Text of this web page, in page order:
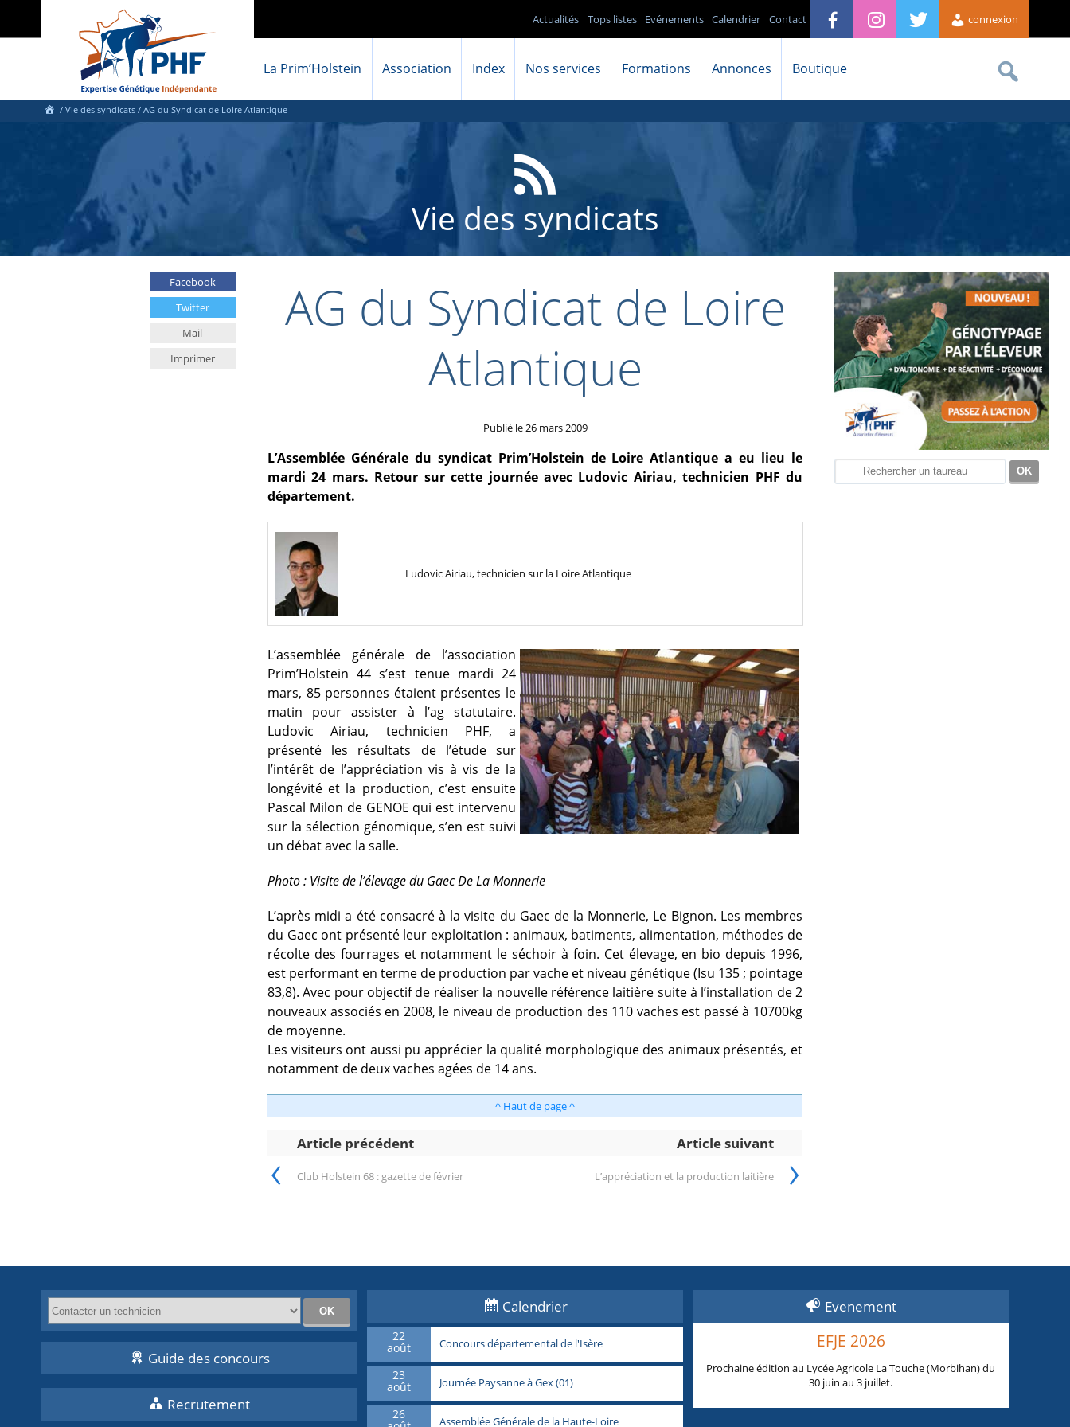
connexion
Contact
Calendrier
Evénements
Tops listes
Actualités
La Prim’Holstein Association Index Nos services Formations Annonces Boutique
/ Vie des syndicats / AG du Syndicat de Loire Atlantique
Vie des syndicats
Facebook
Twitter
Mail
Imprimer
AG du Syndicat de Loire
Atlantique
Publié le26 mars 2009
L’Assemblée Générale du syndicat Prim’Holstein de Loire Atlantique a eu lieu le
mardi 24 mars. Retour sur cette journée avec Ludovic Airiau, technicien PHF du
département.
Ludovic Airiau, technicien sur la Loire Atlantique
L’assemblée générale de l’association
Prim’Holstein 44 s’est tenue mardi 24
mars, 85 personnes étaient présentes le
matin pour assister à l’ag statutaire.
Ludovic Airiau, technicien PHF, a
présenté les résultats de l’étude sur
l’intérêt de l’appréciation vis à vis de la
longévité et la production, c’est ensuite
Pascal Milon de GENOE qui est intervenu
sur la sélection génomique, s’en est suivi
un débat avec la salle.
Photo : Visite de l’élevage du Gaec De La Monnerie
L’après midi a été consacré à la visite du Gaec de la Monnerie, Le Bignon. Les membres
du Gaec ont présenté leur exploitation : animaux, batiments, alimentation, méthodes de
récolte des fourrages et notamment le séchoir à foin. Cet élevage, en bio depuis 1996,
est performant en terme de production par vache et niveau génétique (Isu 135 ; pointage
83,8). Avec pour objectif de réaliser la nouvelle référence laitière suite à l’installation de 2
nouveaux associés en 2008, le niveau de production des 110 vaches est passé à 10700kg
de moyenne.
Les visiteurs ont aussi pu apprécier la qualité morphologique des animaux présentés, et
notamment de deux vaches agées de 14 ans.
^ Haut de page ^
Article précédent Article suivant
‹ Club Holstein 68 : gazette de février L’appréciation et la production laitière ›
Guide des concours
Recrutement
Calendrier
22
août Concours départemental de l'Isère
23
août Journée Paysanne à Gex (01)
26
Assemblée Générale de la Haute-Loire
Evenement
EFJE 2026
Prochaine édition au Lycée Agricole La Touche (Morbihan) du
30 juin au 3 juillet.